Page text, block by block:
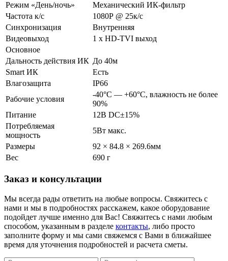
Режим «День/ночь»
Механический ИК-фильтр
Частота к/с
1080Р @ 25к/с
Синхронизация
Внутренняя
Видеовыход
1 х HD-TVI выход
Основное
Дальность действия ИК До 40м
Smart ИК
Есть
Влагозащита
IP66
Рабочие условия
-40°С — +60°С, влажность не более
90%
Питание
12В DC±15%
Потребляемая
мощность
5Вт макс.
Размеры
92 × 84.8 × 269.6мм
Вес
690 г
Заказ и консультации
Мы всегда рады ответить на любые вопросы. Свяжитесь с
нами и мы в подробностях расскажем, какое оборудование
подойдет лучше именно для Вас! Свяжитесь с нами любым
способом, указанным в разделе контакты, либо просто
заполните форму и мы сами свяжемся с Вами в ближайшее
время для уточнения подробностей и расчета сметы.